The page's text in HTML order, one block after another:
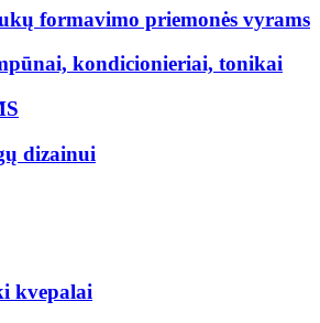
formavimo priemonės vyrams
kondicionieriai, tonikai
dizainui
kvepalai